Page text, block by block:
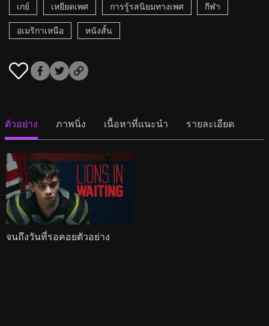
เกย์
เหยียดเพศ การรู้รสนิยมทางเพศ กีฬา
อเมริกาเหนือ หนังสั้น
ตัวอย่าง ภาพนิ่ง เนื้อหาที่แนะนำ รายละเอียด
จนถึงวันที่รอคอยตัวอย่าง